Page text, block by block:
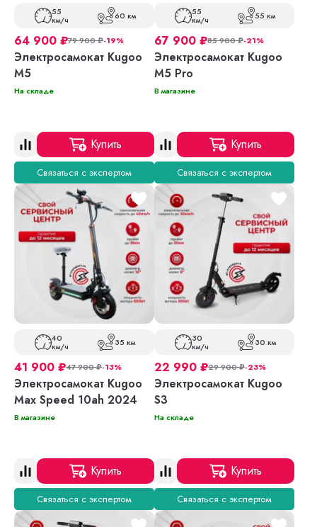
55
км/ч 60 км
64 900 ₽79 900₽-19%
Электросамокат Kugoo
M5
На складе
Купить
Связаться с экспертом
55
км/ч 55 км
67 900 ₽85 900₽-21%
Электросамокат Kugoo
M5 Pro
В магазине
Купить
Связаться с экспертом
40
км/ч 35 км
41 900 ₽47 900₽-13%
Электросамокат Kugoo
Max Speed 10ah 2024
В магазине
Купить
Связаться с экспертом
30
км/ч 30 км
22 990 ₽29 900₽-23%
Электросамокат Kugoo
S3
На складе
Купить
Связаться с экспертом